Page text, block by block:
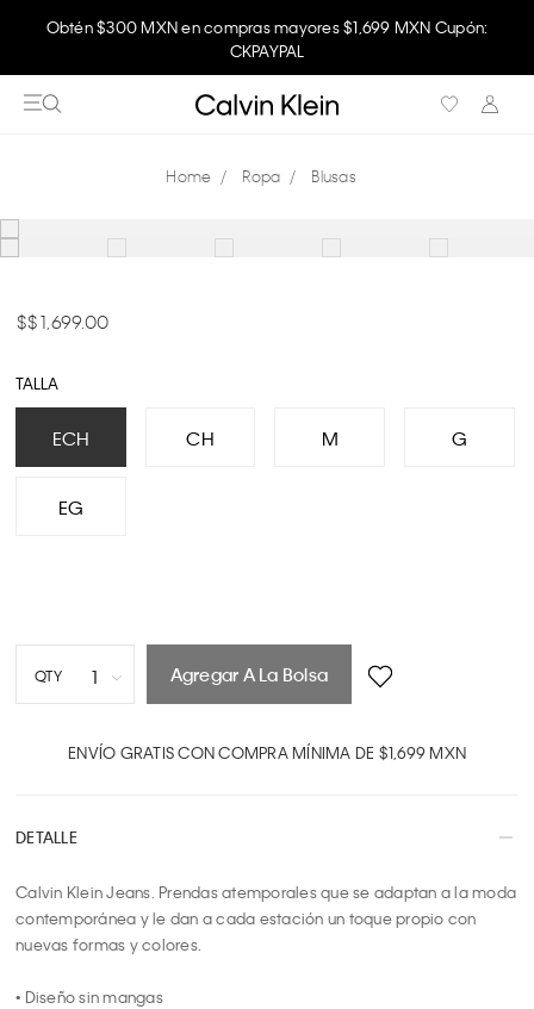
Obtén $300 MXN en compras mayores $1,699 MXN Cupón:
CKPAYPAL
Ropa Blusas
$ 1,699.00
TALLA
ECH CH M G
EG
QTY 1
5
7
10
Agregar A La Bolsa
ENVÍO GRATIS CON COMPRA MÍNIMA DE $1,699 MXN
DETALLE
Calvin Klein Jeans. Prendas atemporales que se adaptan a la moda
contemporánea y le dan a cada estación un toque propio con
nuevas formas y colores.
• Diseño sin mangas